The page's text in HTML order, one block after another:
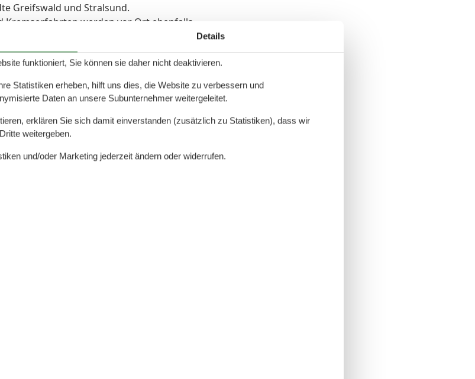
Greifswald und Stralsund.
Kremserfahrten werden vor Ort ebenfalls
und per Kanu oder Boot die Gewässer
Gewässer Deutschlands, angeln.
Kochplatten, Ceranfeld), Wasserkocher,
Kühl-/Gefrierkombination),
Spieler, Heizung(Fußbodenheizung)),
Toilette)) Sitzecke, Grill, Terrasse,
Handtücher/Bettwäsche (extra
und Trinkfeiern ist in diesem Haus
Unterkunft. nicht geeignet für
Details
funktioniert, Sie können sie daher nicht deaktivieren.
Statistiken erheben, hilft uns dies, die Website zu verbessern und
Daten an unsere Subunternehmer weitergeleitet.
erklären Sie sich damit einverstanden (zusätzlich zu Statistiken), dass wir
weitergeben.
und/oder Marketing jederzeit ändern oder widerrufen.